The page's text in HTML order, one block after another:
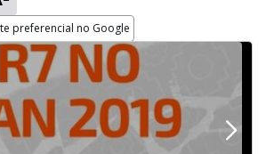
preferencial no Google